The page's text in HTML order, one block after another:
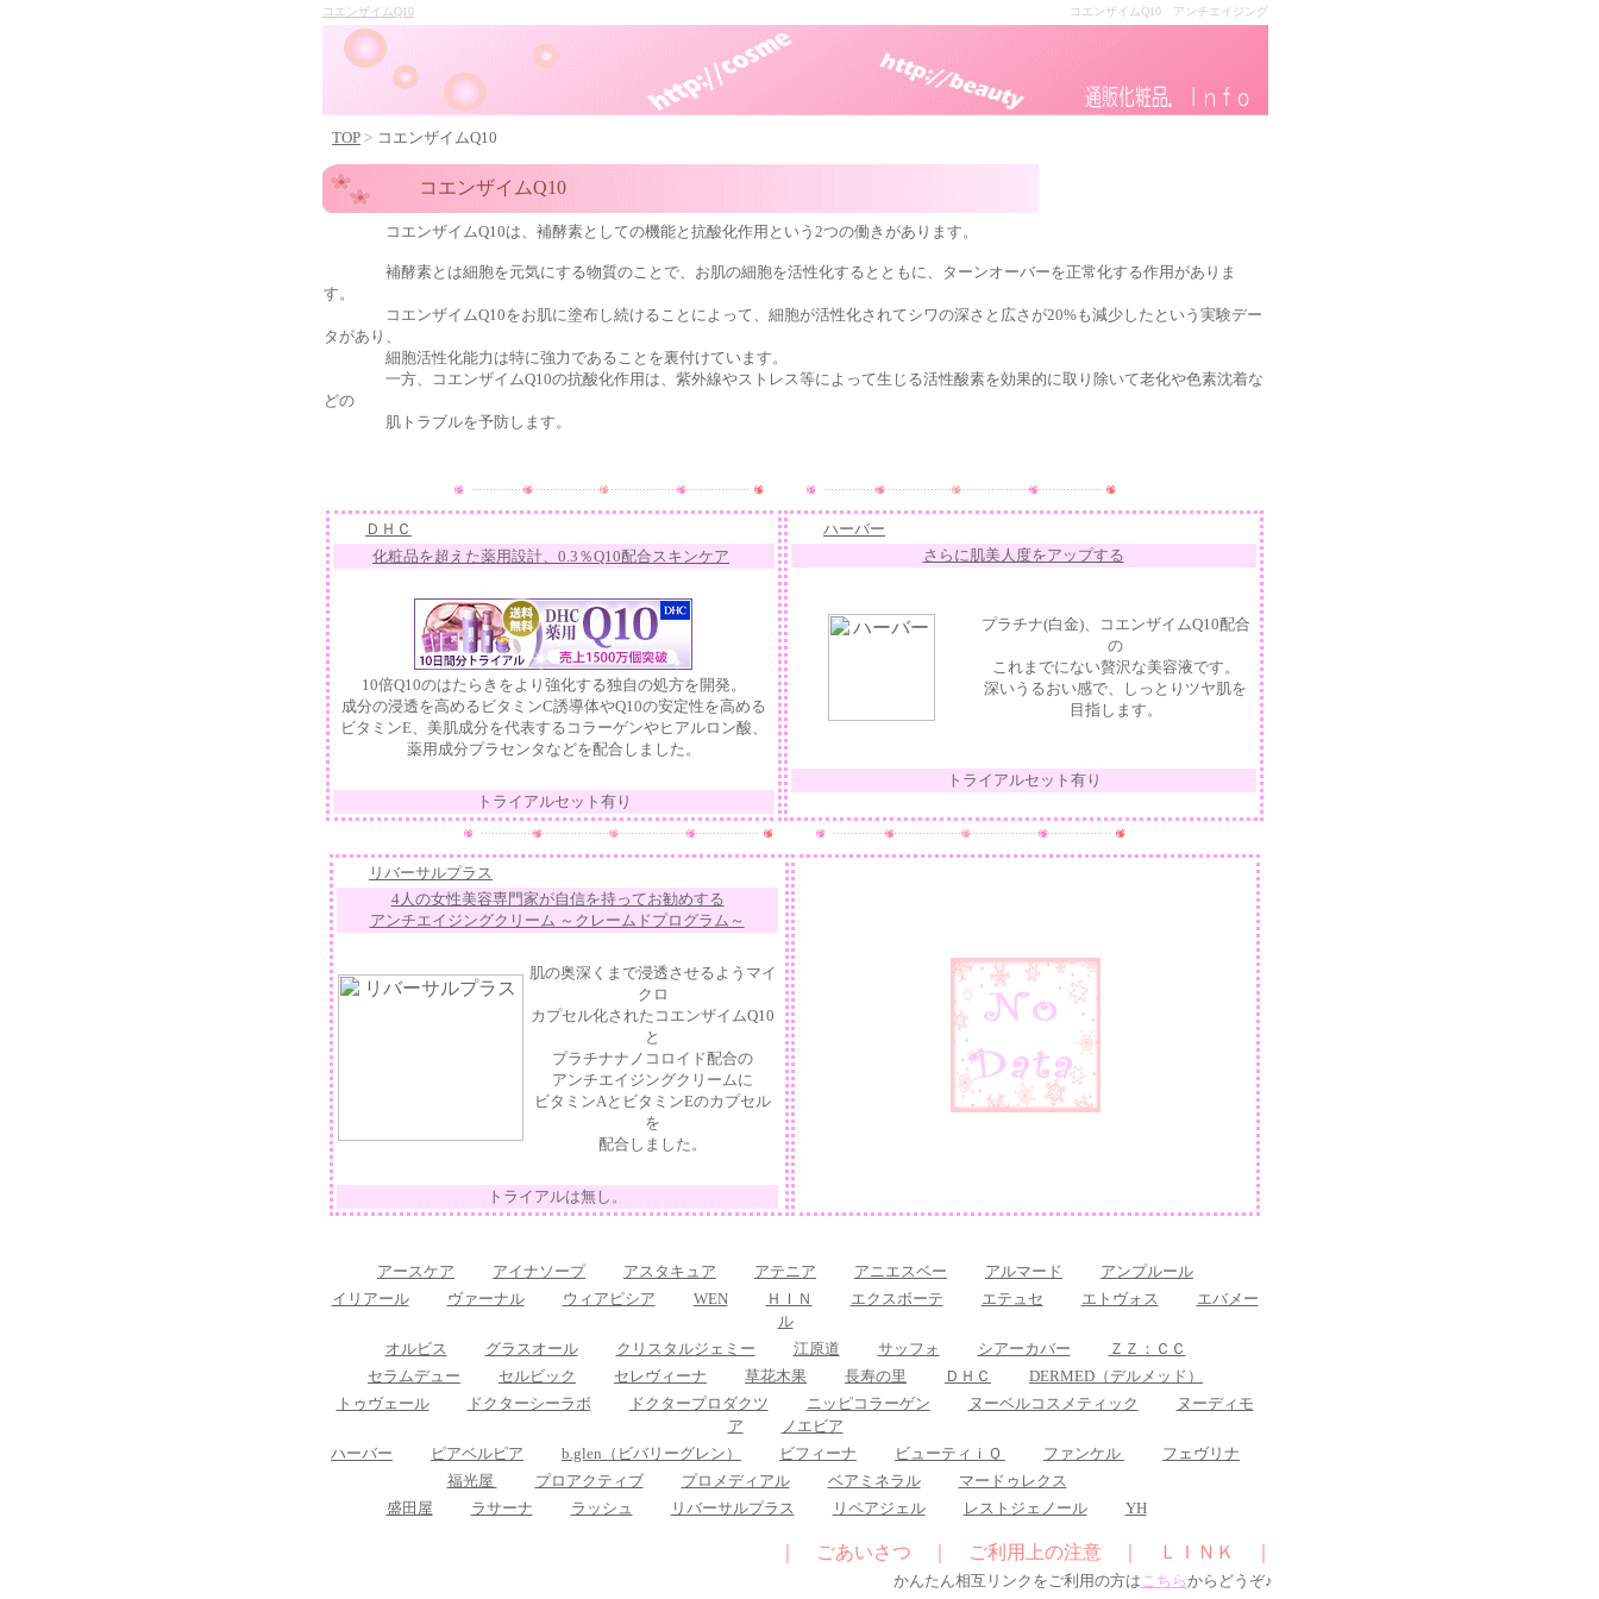
コエンザイムQ10 コエンザイムQ10 アンチエイジング
TOP > コエンザイムQ10
コエンザイムQ10
コエンザイムQ10は、補酵素としての機能と抗酸化作用という2つの働きがあります。
補酵素とは細胞を元気にする物質のことで、お肌の細胞を活性化するとともに、ターンオーバーを正常化する作用がありま
す。
コエンザイムQ10をお肌に塗布し続けることによって、細胞が活性化されてシワの深さと広さが20%も減少したという実験デー
タがあり、
細胞活性化能力は特に強力であることを裏付けています。
一方、コエンザイムQ10の抗酸化作用は、紫外線やストレス等によって生じる活性酸素を効果的に取り除いて老化や色素沈着な
どの
肌トラブルを予防します。
ＤＨＣ
化粧品を超えた薬用設計、0.3％Q10配合スキンケア
10倍Q10のはたらきをより強化する独自の処方を開発。
成分の浸透を高めるビタミンC誘導体やQ10の安定性を高める
ビタミンE、美肌成分を代表するコラーゲンやヒアルロン酸、
薬用成分プラセンタなどを配合しました。
トライアルセット有り
ハーバー
さらに肌美人度をアップする
プラチナ(白金)、コエンザイムQ10配合
の
これまでにない贅沢な美容液です。
深いうるおい感で、しっとりツヤ肌を
目指します。
トライアルセット有り
リバーサルプラス
4人の女性美容専門家が自信を持ってお勧めする
アンチエイジングクリーム ～クレームドプログラム～
肌の奥深くまで浸透させるようマイ
クロ
カプセル化されたコエンザイムQ10
と
プラチナナノコロイド配合の
アンチエイジングクリームに
ビタミンAとビタミンEのカプセル
を
配合しました。
トライアルは無し。
アースケア アイナソープ アスタキュア アテニア アニエスベー アルマード
アンプルール
イリアール
ヴァーナル ウィアピシア WEN ＨＩＮ エクスボーテ エテュセ エトヴォス
エバメー
ル
オルビス
グラスオール クリスタルジェミー 江原道 サッフォ シアーカバー
ＺＺ：ＣＣ
セラムデュー
セルビック セレヴィーナ 草花木果 長寿の里 ＤＨＣ
DERMED（デルメッド）
トゥヴェール
ドクターシーラボ ドクタープロダクツ ニッピコラーゲン ヌーベルコスメティック
ヌーディモ
ア
ノエビア
ハーバー
ピアベルピア b.glen（ビバリーグレン） ビフィーナ ビューティｉＱ ファンケル
フェヴリナ
福光屋
プロアクティブ プロメディアル ベアミネラル
マードゥレクス
盛田屋
ラサーナ ラッシュ リバーサルプラス リペアジェル レストジェノール YH
ごあいさつ ご利用上の注意 ＬＩＮＫ
かんたん相互リンクをご利用の方はこちらからどうぞ♪